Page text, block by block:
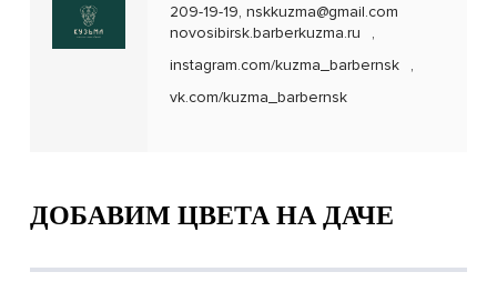
209-19-19, nskkuzma@gmail.com
novosibirsk.barberkuzma.ru
,
instagram.com/kuzma_barbernsk
,
vk.com/kuzma_barbernsk
ДОБАВИМ ЦВЕТА НА ДАЧЕ